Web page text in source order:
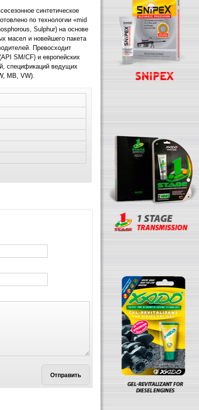
синтетическое
по технологии «mid
Sulphur) на основе
масел и новейшего пакета
Превосходит
SМ/CF) и европейских
спецификаций ведущих
MB, VW).
Отправить